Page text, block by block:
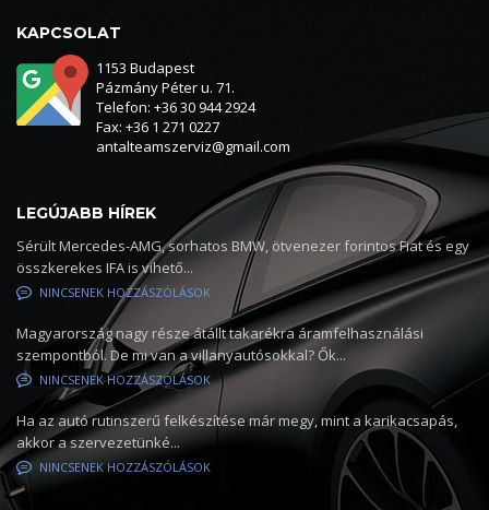
KAPCSOLAT
1153 Budapest
Pázmány Péter u. 71.
Telefon: +36 30 944 2924
Fax: +36 1 271 0227
antalteamszerviz@gmail.com
LEGÚJABB HÍREK
Sérült Mercedes-AMG, sorhatos BMW, ötvenezer forintos Fiat és egy
összkerekes IFA is vihető...
NINCSENEK HOZZÁSZÓLÁSOK
Magyarország nagy része átállt takarékra áramfelhasználási
szempontból. De mi van a villanyautósokkal? Ők...
NINCSENEK HOZZÁSZÓLÁSOK
Ha az autó rutinszerű felkészítése már megy, mint a karikacsapás,
akkor a szervezetünké...
NINCSENEK HOZZÁSZÓLÁSOK